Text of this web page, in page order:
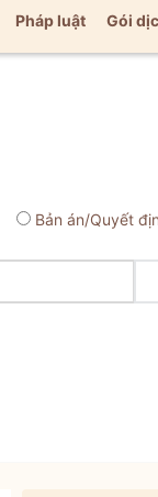
Pháp luật Gói
Bản án/Quyết